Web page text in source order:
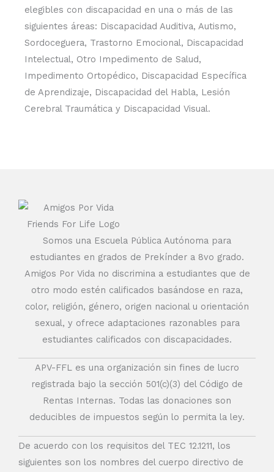
elegibles con discapacidad en una o más de las
siguientes áreas: Discapacidad Auditiva, Autismo,
Sordoceguera, Trastorno Emocional, Discapacidad
Intelectual, Otro Impedimento de Salud,
Impedimento Ortopédico, Discapacidad Específica
de Aprendizaje, Discapacidad del Habla, Lesión
Cerebral Traumática y Discapacidad Visual.
Somos una Escuela Pública Autónoma para
estudiantes en grados de Prekínder a 8vo grado.
Amigos Por Vida no discrimina a estudiantes que de
otro modo estén calificados basándose en raza,
color, religión, género, origen nacional u orientación
sexual, y ofrece adaptaciones razonables para
estudiantes calificados con discapacidades.
APV-FFL es una organización sin fines de lucro
registrada bajo la sección 501(c)(3) del Código de
Rentas Internas. Todas las donaciones son
deducibles de impuestos según lo permita la ley.
De acuerdo con los requisitos del TEC 12.1211, los
siguientes son los nombres del cuerpo directivo de